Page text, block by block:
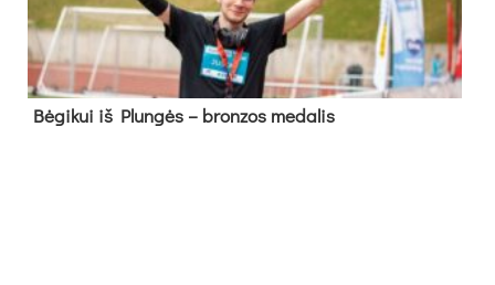
Bė­gi­kui iš Plun­gės – bron­zos me­da­lis